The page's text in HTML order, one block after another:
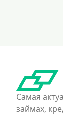
Самая
займах,